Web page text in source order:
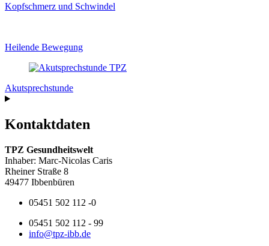
Kopfschmerz und Schwindel
Heilende Bewegung
Akutsprechstunde
Kontaktdaten
TPZ Gesundheitswelt
Inhaber: Marc-Nicolas Caris
Rheiner Straße 8
49477 Ibbenbüren
05451 502 112 -0
05451 502 112 - 99
info@tpz-ibb.de